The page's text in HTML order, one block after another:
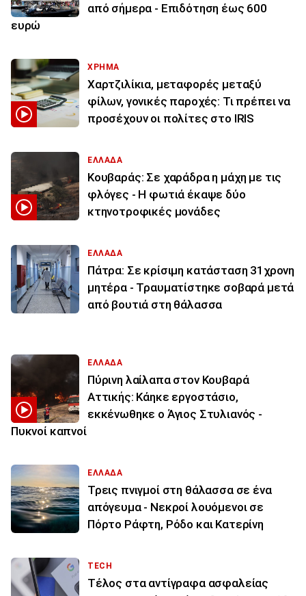
από σήμερα - Επιδότηση έως 600
ευρώ
ΧΡΗΜΑ
Χαρτζιλίκια, μεταφορές μεταξύ
φίλων, γονικές παροχές: Τι πρέπει να
προσέχουν οι πολίτες στο IRIS
ΕΛΛΑΔΑ
Κουβαράς: Σε χαράδρα η μάχη με τις
φλόγες - Η φωτιά έκαψε δύο
κτηνοτροφικές μονάδες
ΕΛΛΑΔΑ
Πάτρα: Σε κρίσιμη κατάσταση 31χρονη
μητέρα - Τραυματίστηκε σοβαρά μετά
από βουτιά στη θάλασσα
ΕΛΛΑΔΑ
Πύρινη λαίλαπα στον Κουβαρά
Αττικής: Κάηκε εργοστάσιο,
εκκένωθηκε ο Άγιος Στυλιανός -
Πυκνοί καπνοί
ΕΛΛΑΔΑ
Τρεις πνιγμοί στη θάλασσα σε ένα
απόγευμα - Νεκροί λουόμενοι σε
Πόρτο Ράφτη, Ρόδο και Κατερίνη
TECH
Τέλος στα αντίγραφα ασφαλείας